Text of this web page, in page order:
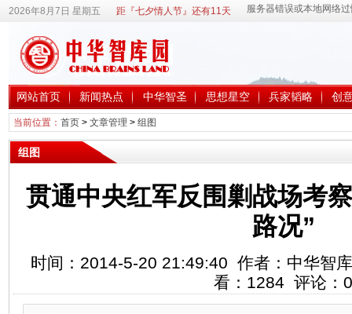
2026年8月7日 星期五 距『七夕情人节』还有11天
网站首页 新闻热点 中华智圣 思想星空 兵家韬略 创
当前位置： 首页> 文章管理 > 组图
组图
贯通中央红军反围剿战场考
路况”
时间：2014-5-20 21:49:40 作者：中华智
看： 1284 评论： 0